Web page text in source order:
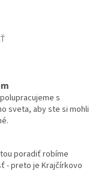
s
sveta, aby ste si mohli
poradiť robíme
- preto je Krajčírkovo